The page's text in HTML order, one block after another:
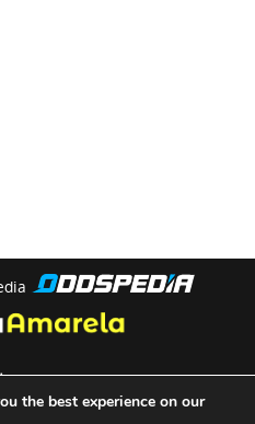
meow
the best experience on our